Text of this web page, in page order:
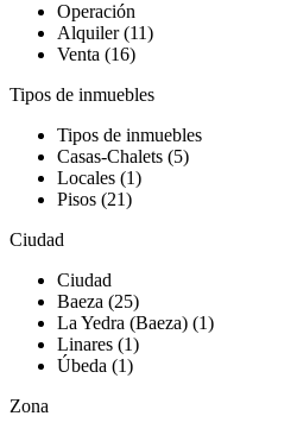
Operación
Alquiler (11)
Venta (16)
Tipos de inmuebles
Tipos de inmuebles
Casas-Chalets (5)
Locales (1)
Pisos (21)
Ciudad
Ciudad
Baeza (25)
La Yedra (Baeza) (1)
Linares (1)
Úbeda (1)
Zona